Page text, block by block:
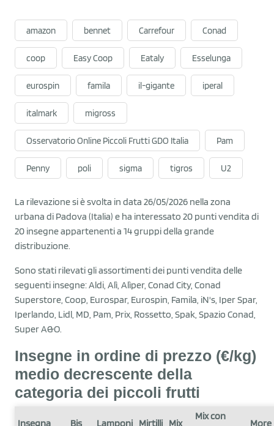
amazon bennet Carrefour Conad
coop Easy Coop Eataly Esselunga
eurospin famila il-gigante iperal
italmark migross
Osservatorio Online Piccoli Frutti GDO Italia Pam
Penny poli sigma tigros U2
La rilevazione si è svolta in data 26/05/2026 nella zona
urbana di Padova (Italia) e ha interessato 20 punti vendita di
20 insegne appartenenti a 14 gruppi della grande
distribuzione.
Sono stati rilevati gli assortimenti dei punti vendita delle
seguenti insegne: Aldi, Alì, Alìper, Conad City, Conad
Superstore, Coop, Eurospar, Eurospin, Famila, iN's, Iper Spar,
Iperlando, Lidl, MD, Pam, Prix, Rossetto, Spak, Spazio Conad,
Super A&O.
Insegne in ordine di prezzo (€/kg)
medio decrescente della
categoria dei piccoli frutti
Insegna Bis Lamponi Mirtilli Mix
Mix con
More